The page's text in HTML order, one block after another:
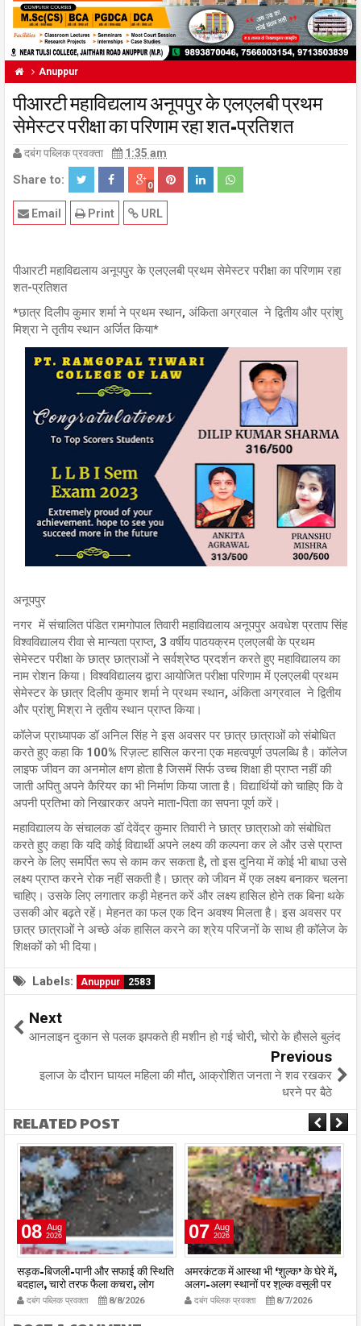
Anuppur
पीआरटी महाविद्यलाय अनूपपुर के एलएलबी प्रथम
सेमेस्टर परीक्षा का परिणाम रहा शत-प्रतिशत
दबंग पब्लिक प्रवक्ता 1:35 am
Share to: 0
URL
Print
Email
पीआरटी महाविद्यलाय अनूपपुर के एलएलबी प्रथम सेमेस्टर परीक्षा का परिणाम रहा
शत-प्रतिशत
*छात्र दिलीप कुमार शर्मा ने प्रथम स्थान, अंकिता अग्रवाल ने द्वितीय और प्रांशु
मिश्रा ने तृतीय स्थान अर्जित किया*
अनूपपुर
नगर में संचालित पंडित रामगोपाल तिवारी महाविद्यलाय अनूपपुर अवधेश प्रताप सिंह
विश्वविद्यालय रीवा से मान्यता प्राप्त, 3 वर्षीय पाठयक्रम एलएलबी के प्रथम
सेमेस्टर परीक्षा के छात्र छात्राओं ने सर्वश्रेष्ठ प्रदर्शन करते हुए महाविद्यालय का
नाम रोशन किया। विश्वविद्यालय द्वारा आयोजित परीक्षा परिणाम में एलएलबी प्रथम
सेमेस्टर के छात्र दिलीप कुमार शर्मा ने प्रथम स्थान, अंकिता अग्रवाल ने द्वितीय
और प्रांशु मिश्रा ने तृतीय स्थान प्राप्त किया।
कॉलेज प्राध्यापक डॉ अनिल सिंह ने इस अवसर पर छात्र छात्राओं को संबोधित
करते हुए कहा कि 100% रिज़ल्ट हासिल करना एक महत्वपूर्ण उपलब्धि है। कॉलेज
लाइफ जीवन का अनमोल क्षण होता है जिसमें सिर्फ उच्च शिक्षा ही प्राप्त नहीं की
जाती अपितु अपने कैरियर का भी निर्माण किया जाता है। विद्यार्थियों को चाहिए कि वे
अपनी प्रतिभा को निखारकर अपने माता-पिता का सपना पूर्ण करें।
महाविद्यालय के संचालक डॉ देवेंद्र कुमार तिवारी ने छात्र छात्राओ को संबोधित
करते हुए कहा कि यदि कोई विद्यार्थी अपने लक्ष्य की कल्पना कर ले और उसे प्राप्त
करने के लिए समर्पित रूप से काम कर सकता है, तो इस दुनिया में कोई भी बाधा उसे
लक्ष्य प्राप्त करने रोक नहीं सकती है। छात्र को जीवन में एक लक्ष्य बनाकर चलना
चाहिए। उसके लिए लगातार कड़ी मेहनत करें और लक्ष्य हासिल होने तक बिना थके
उसकी ओर बढ़ते रहें। मेहनत का फल एक दिन अवश्य मिलता है। इस अवसर पर
छात्र छात्राओं ने अच्छे अंक हासिल करने का श्रेय परिजनों के साथ ही कॉलेज के
शिक्षकों को भी दिया।
Labels: Anuppur 2583
Next
आनलाइन दुकान से पलक झपकते ही मशीन हो गई चोरी, चोरो के हौसले बुलंद
Previous
इलाज के दौरान घायल महिला की मौत, आक्रोशित जनता ने शव रखकर
धरने पर बैठे
RELATED POST
08 Aug
2026
सड़क-बिजली-पानी और सफाई की स्थिति
बदहाल, चारो तरफ फैला कचरा, लोग
परेशान, बीमारी का बढा खतरा
दबंग पब्लिक प्रवक्ता 8/8/2026
07 Aug
2026
अमरकंटक में आस्था भी ‘शुल्क’ के घेरे में,
अलग-अलग स्थानों पर शुल्क वसूली पर
पर्यटकों का सवाल
दबंग पब्लिक प्रवक्ता 8/7/2026